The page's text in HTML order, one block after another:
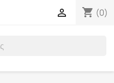
shopping_cart (0)
